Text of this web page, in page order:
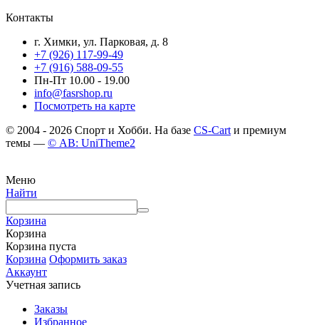
Контакты
г. Химки, ул. Парковая, д. 8
+7 (926) 117-99-49
+7 (916) 588-09-55
Пн-Пт 10.00 - 19.00
info@fasrshop.ru
Посмотреть на карте
© 2004 - 2026 Спорт и Хобби. На базе CS-Cart и премиум
темы — © AB: UniTheme2
Меню
Найти
Корзина
Корзина
Корзина пуста
Корзина Оформить заказ
Аккаунт
Учетная запись
Заказы
Избранное